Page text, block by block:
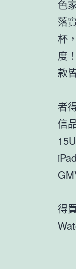
色
落
杯
度
款
者
信
得